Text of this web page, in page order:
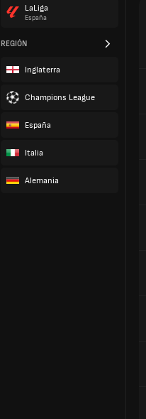
LaLiga
España
REGIÓN
Inglaterra
Champions League
España
Italia
Alemania